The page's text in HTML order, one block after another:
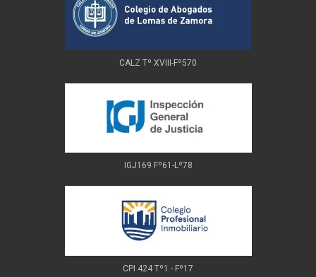
CALZ Tº XVIII-Fº570
IGJ169 Fº61-Lº78
CPI 424 Tº1 - Fº17